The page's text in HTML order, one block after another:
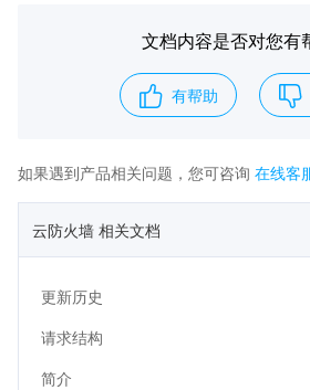
文档内容是否对您有
有帮助
如果遇到产品相关问题，您可咨询 在线客
云防火墙 相关文档
更新历史
请求结构
简介